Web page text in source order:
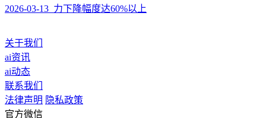
2026-03-13 力下降幅度达60%以上
关于我们
ai资讯
ai动态
联系我们
法律声明 隐私政策
官方微信